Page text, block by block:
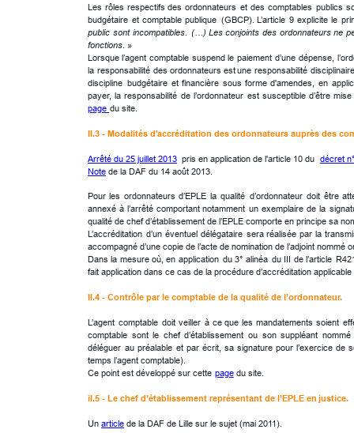
Les rôles respectifs des ordonnateurs et des comptables publics
budgétaire et comptable publique (GBCP). L’article 9 explicite le
public sont incompatibles. (…) Les conjoints des ordonnateurs ne
fonctions . »
Lorsque l’agent comptable suspend le paiement d’une dépense,
la responsabilité des ordonnateurs est une responsabilité
discipline budgétaire et financière sous forme d'amendes, en
payer, la responsabilité de l’ordonnateur est susceptible d’être mise
page du site.
II.3 - Modalités d'accréditation des ordonnateurs auprès des
Arrêté du 25 juillet 2013 pris en application de l'article 10 du décret
Note de la DAF du 14 août 2013.
Pour les ordonnateurs d’EPLE la qualité d’ordonnateur doit être
annexé à l’arrêté comportant notamment un exemplaire de la
qualité de chef d’établissement de l’EPLE comporte en principe sa
L’accréditation d’un éventuel délégataire sera réalisée par la
accompagné d’une copie de l’acte de nomination de l’adjoint nommé
Dans la mesure où, en application du 3° alinéa du III de l’article
fait application dans ce cas de la procédure d’accréditation applicable
II.4 - Contrôle par le comptable de la qualité de l’ordonnateur.
L’agent comptable doit veiller à ce que les mandatements soient
comptable sont le chef d’établissement ou son suppléant nommé
déléguer au préalable et par écrit, sa signature pour l’exercice de
temps l’agent comptable).
Ce point est développé sur cette page du site.
iI.5 - Le chef d’établissement représentant de l’EPLE en justice.
Un article de la DAF de Lille sur le sujet (mai 2011).